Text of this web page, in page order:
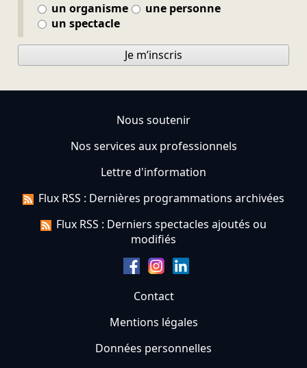
un organisme
une personne
un spectacle
Je m’inscris
Nous soutenir
Nos services aux professionnels
Lettre d'information
Flux RSS : Dernières programmations archivées
Flux RSS : Derniers spectacles ajoutés ou
modifiés
Contact
Mentions légales
Données personnelles